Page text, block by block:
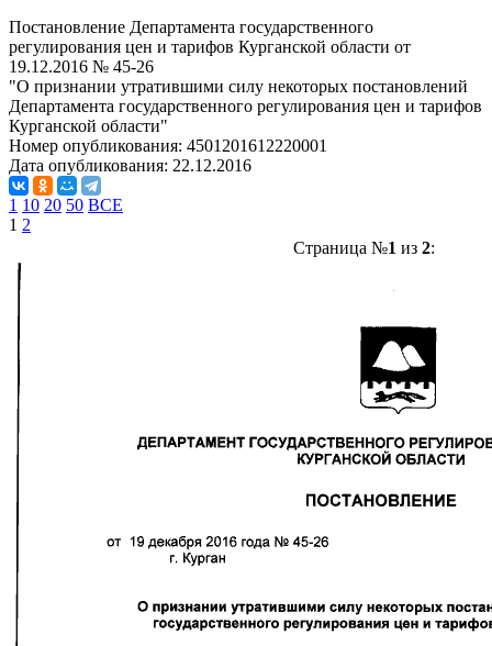
Постановление Департамента государственного
регулирования цен и тарифов Курганской области от
19.12.2016 № 45-26
"О признании утратившими силу некоторых постановлений
Департамента государственного регулирования цен и тарифов
Курганской области"
Номер опубликования: 4501201612220001
Дата опубликования: 22.12.2016
1 10 20 50 ВСЕ
1 2
Страница №1 из 2: